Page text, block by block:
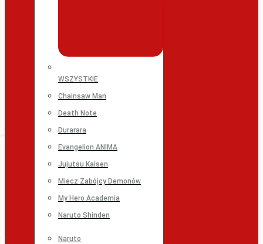
WSZYSTKIE
Chainsaw Man
Death Note
Durarara
Evangelion ANIMA
Jujutsu Kaisen
Miecz Zabójcy Demonów
My Hero Academia
Naruto Shinden
Naruto